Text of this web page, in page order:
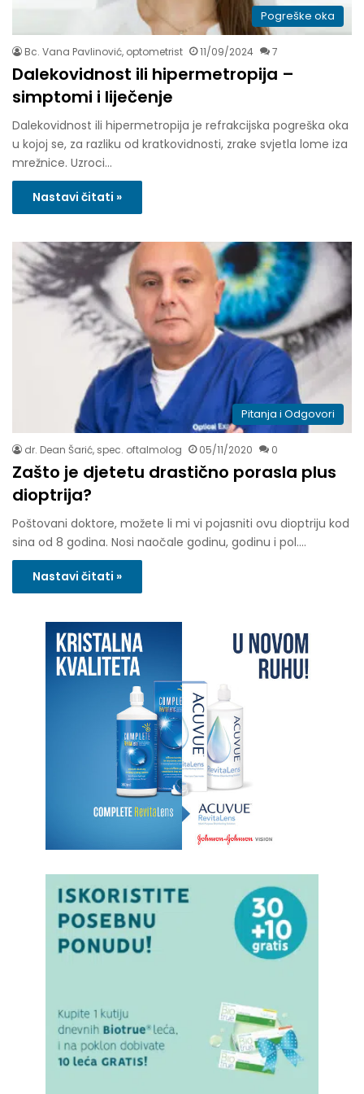
Pogreške oka
Bc. Vana Pavlinović, optometrist 11/09/2024 7
Dalekovidnost ili hipermetropija –
simptomi i liječenje
Dalekovidnost ili hipermetropija je refrakcijska pogreška oka
u kojoj se, za razliku od kratkovidnosti, zrake svjetla lome iza
mrežnice. Uzroci…
Nastavi čitati »
Pitanja i Odgovori
dr. Dean Šarić, spec. oftalmolog 05/11/2020 0
Zašto je djetetu drastično porasla plus
dioptrija?
Poštovani doktore, možete li mi vi pojasniti ovu dioptriju kod
sina od 8 godina. Nosi naočale godinu, godinu i pol.…
Nastavi čitati »